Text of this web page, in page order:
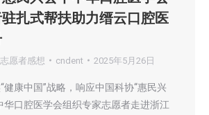
扎式帮扶助力缙云口腔医
愿者感想 cndent 2025年5月26日
健康中国”战略，响应中国科协“惠民兴
华口腔医学会组织专家志愿者走进浙江